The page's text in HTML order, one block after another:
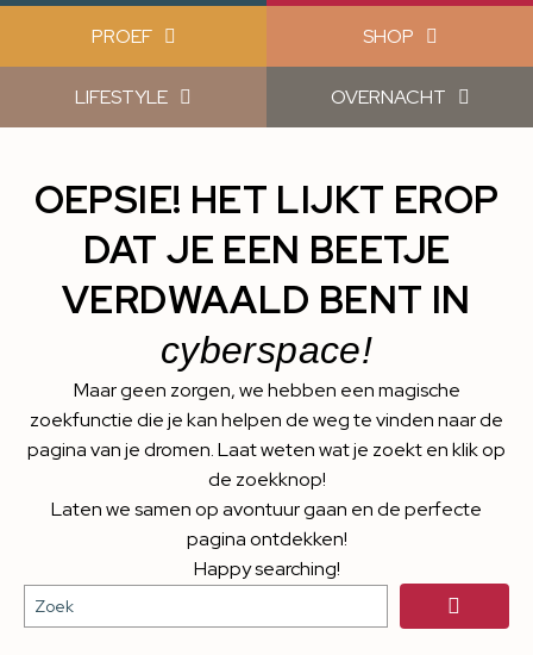
PROEF SHOP
LIFESTYLE OVERNACHT
OEPSIE! HET LIJKT EROP
DAT JE EEN BEETJE
VERDWAALD BENT IN
cyberspace!
Maar geen zorgen, we hebben een magische
zoekfunctie die je kan helpen de weg te vinden naar de
pagina van je dromen. Laat weten wat je zoekt en klik op
de zoekknop!
Laten we samen op avontuur gaan en de perfecte
pagina ontdekken!
Happy searching!